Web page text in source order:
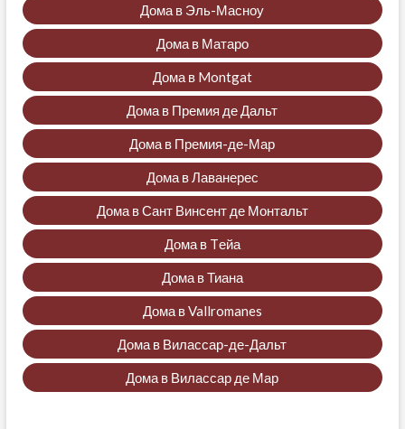
Дома в Эль-Масноу
Дома в Матаро
Дома в Montgat
Дома в Премия де Дальт
Дома в Премия-де-Мар
Дома в Лаванерес
Дома в Сант Винсент де Монтальт
Дома в Tейа
Дома в Тиана
Дома в Vallromanes
Дома в Вилассар-де-Дальт
Дома в Вилассар де Мар